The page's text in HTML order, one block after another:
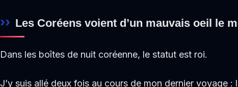
Les Coréens voient d’un mauvais oeil le
Dans les boîtes de nuit coréenne, le statut est roi.
J’y suis allé deux fois au cours de mon dernier voyage